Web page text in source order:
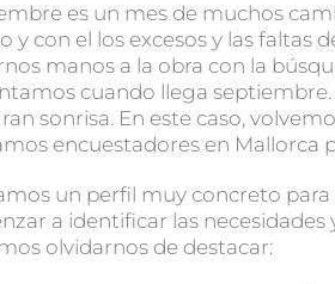
es un mes de muchos
y con el los excesos y las faltas
manos a la obra con la
cuando llega septiembre.
sonrisa. En este caso,
encuestadores en Mallorca
un perfil muy concreto
a identificar las
olvidarnos de destacar: